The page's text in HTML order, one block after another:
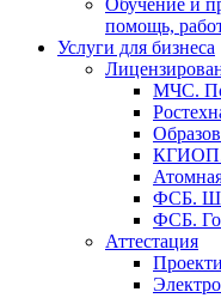
Обучение и
помощь,
Услуги для бизнеса
МЧС.
КГИОП.
ФСБ.
ФСБ.
Аттестация